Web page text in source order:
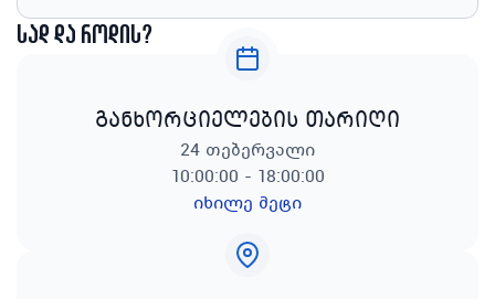
სად და როდის?
განხორციელების თარიღი
24 თებერვალი
10:00:00 - 18:00:00
იხილე მეტი